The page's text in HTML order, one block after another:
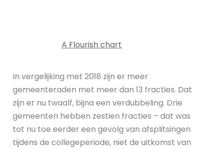
A Flourish chart
In vergelijking met 2018 zijn er meer
gemeenteraden met meer dan 13 fracties. Dat
zijn er nu twaalf, bijna een verdubbeling. Drie
gemeenten hebben zestien fracties – dat was
tot nu toe eerder een gevolg van afsplitsingen
tijdens de collegeperiode, niet de uitkomst van